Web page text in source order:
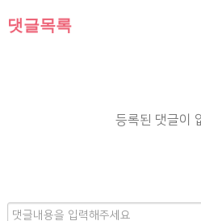
댓글목록
등록된 댓글이
내